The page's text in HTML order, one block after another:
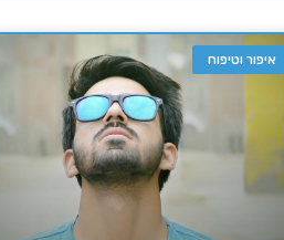
איפור וטיפוח